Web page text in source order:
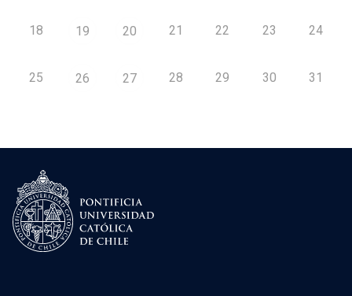
18 19 20 21 22 23 24
25 26 27 28 29 30 31